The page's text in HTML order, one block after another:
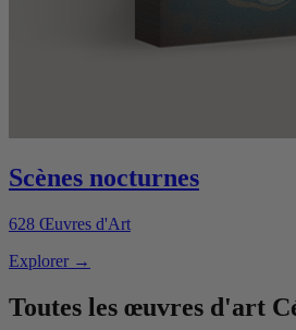
Scènes nocturnes
628 Œuvres d'Art
Explorer →
Toutes les œuvres d'art